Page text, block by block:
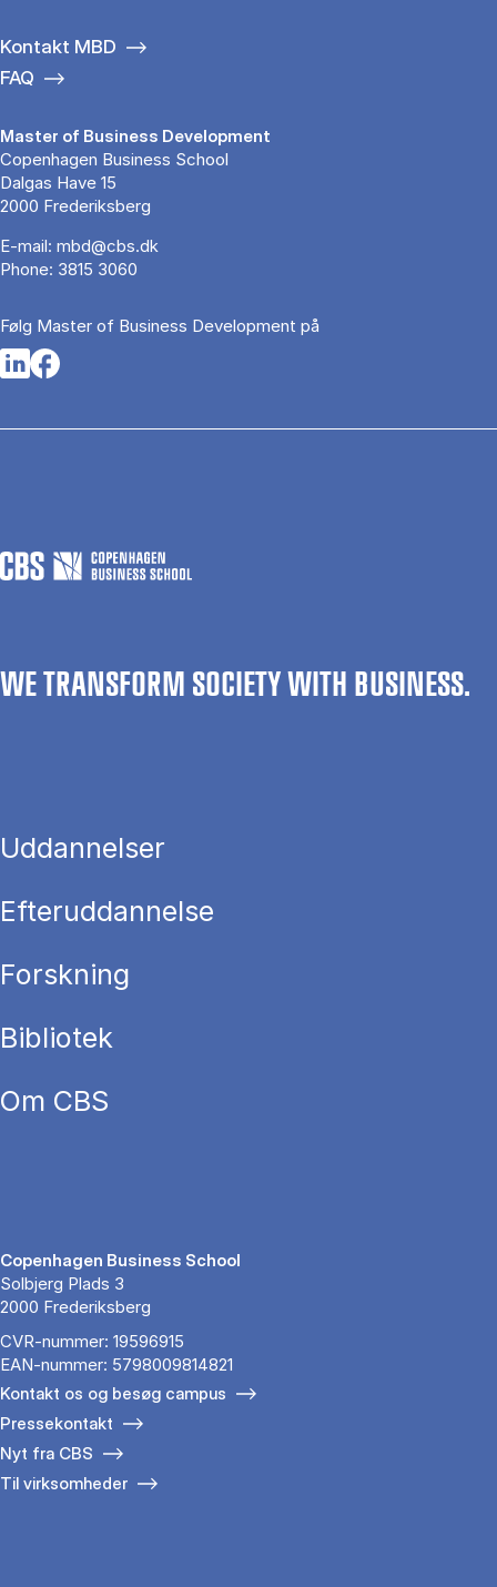
Kontakt MBD
FAQ
Master of Business Development
Copenhagen Business School
Dalgas Have 15
2000 Frederiksberg
E-mail: mbd@cbs.dk
Phone: 3815 3060
Følg Master of Business Development på
Opens in a new tab
Opens in a new tab
WE TRANSFORM SOCIETY WITH BUSINESS.
Uddannelser
Efteruddannelse
Forskning
Bibliotek
Om CBS
Copenhagen Business School
Solbjerg Plads 3
2000 Frederiksberg
CVR-nummer: 19596915
EAN-nummer: 5798009814821
Kontakt os og besøg campus
Pressekontakt
Nyt fra CBS
Til virksomheder